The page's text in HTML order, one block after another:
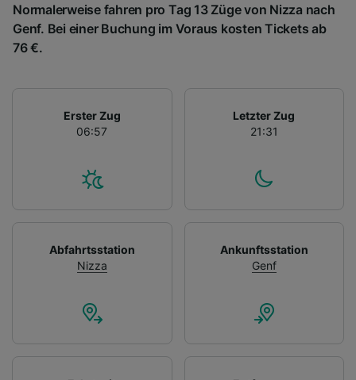
Normalerweise fahren pro Tag 13 Züge von Nizza nach
Genf. Bei einer Buchung im Voraus kosten Tickets ab
76 €.
Erster Zug
06:57
Letzter Zug
21:31
Abfahrtsstation
Nizza
Ankunftsstation
Genf